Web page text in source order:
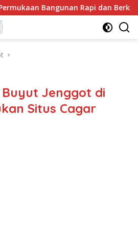
Bangunan Rapi dan Berkilau
Jenggot di
Situs Cagar